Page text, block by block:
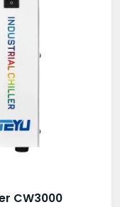
CW3000